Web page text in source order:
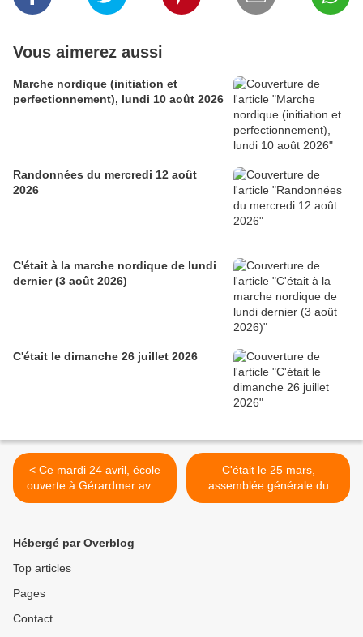
Vous aimerez aussi
Marche nordique (initiation et
perfectionnement), lundi 10 août 2026
Randonnées du mercredi 12 août
2026
C'était à la marche nordique de lundi
dernier (3 août 2026)
C'était le dimanche 26 juillet 2026
< Ce mardi 24 avril, école
ouverte à Gérardmer avec
le collège Molière
C'était le 25 mars,
assemblée générale du
Club vosgien de Colmar
Hébergé par Overblog
Top articles
Pages
Contact